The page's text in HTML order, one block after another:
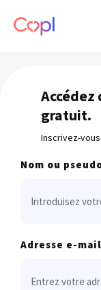
gratuit.
Inscrivez-
Nom ou
Adresse e-mail